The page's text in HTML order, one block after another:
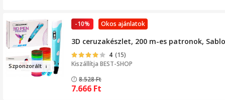
Szponzorált
Okos ajánlatok
-10%
3D ceruzakészlet, 200 m-es patronok,
4 (15)
Kiszállítja BEST-SHOP
8.528Ft
7.666 Ft